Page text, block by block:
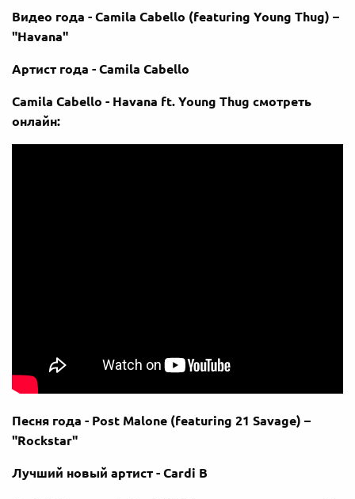
Видео года - Camila Cabello (featuring Young Thug) –
"Havana"
Артист года - Camila Cabello
Camila Cabello - Havana ft. Young Thug смотреть
онлайн:
Песня года - Post Malone (featuring 21 Savage) –
"Rockstar"
Лучший новый артист - Cardi B